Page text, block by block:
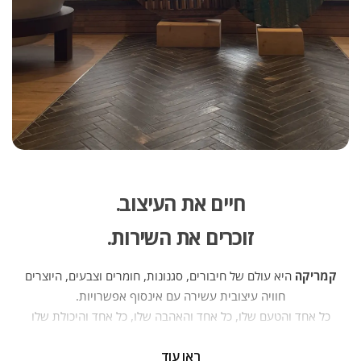
חיים את העיצוב.
זוכרים את השירות.
קמריקה היא עולם של חיבורים, סגנונות, חומרים וצבעים, היוצרים
חוויה עיצובית עשירה עם אינסוף אפשרויות.
כל אחד והטעם שלו, כל אחד והאהבה שלו, כל אחד והיכולת שלו
העיצוב של קמריקה ניצבים מדי יום בפני אתגר חדש — לחבר בין
ראו עוד